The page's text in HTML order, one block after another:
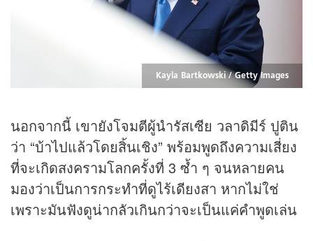
Kayla Bartkowski / Getty Images
นอกจากนี้ เขายังโจมตีผู้นำรัสเซีย วลาดิมีร์ ปูติน
ว่า “บ้าไปแล้วโดยสิ้นเชิง” พร้อมพูดถึงความเสี่ยง
ที่จะเกิดสงครามโลกครั้งที่ 3 ซ้ำ ๆ จนหลายคน
มองว่าเป็นการกระทำที่ดูไร้เดียงสา หากไม่ใช่
เพราะมันฟังดูน่ากลัวเกินกว่าจะเป็นแค่คำพูดเล่น